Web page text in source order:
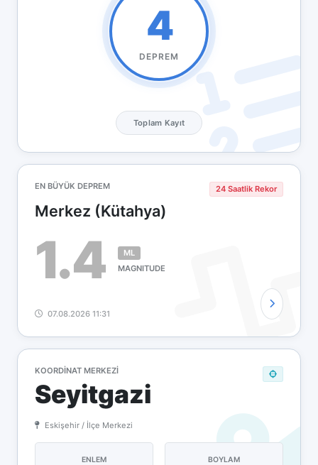
4
DEPREM
Toplam Kayıt
EN BÜYÜK DEPREM
Merkez (Kütahya)
24 Saatlik Rekor
1.4
ML
MAGNITUDE
07.08.2026 11:31
KOORDINAT MERKEZI
Seyitgazi
Eskişehir / İlçe Merkezi
ENLEM BOYLAM